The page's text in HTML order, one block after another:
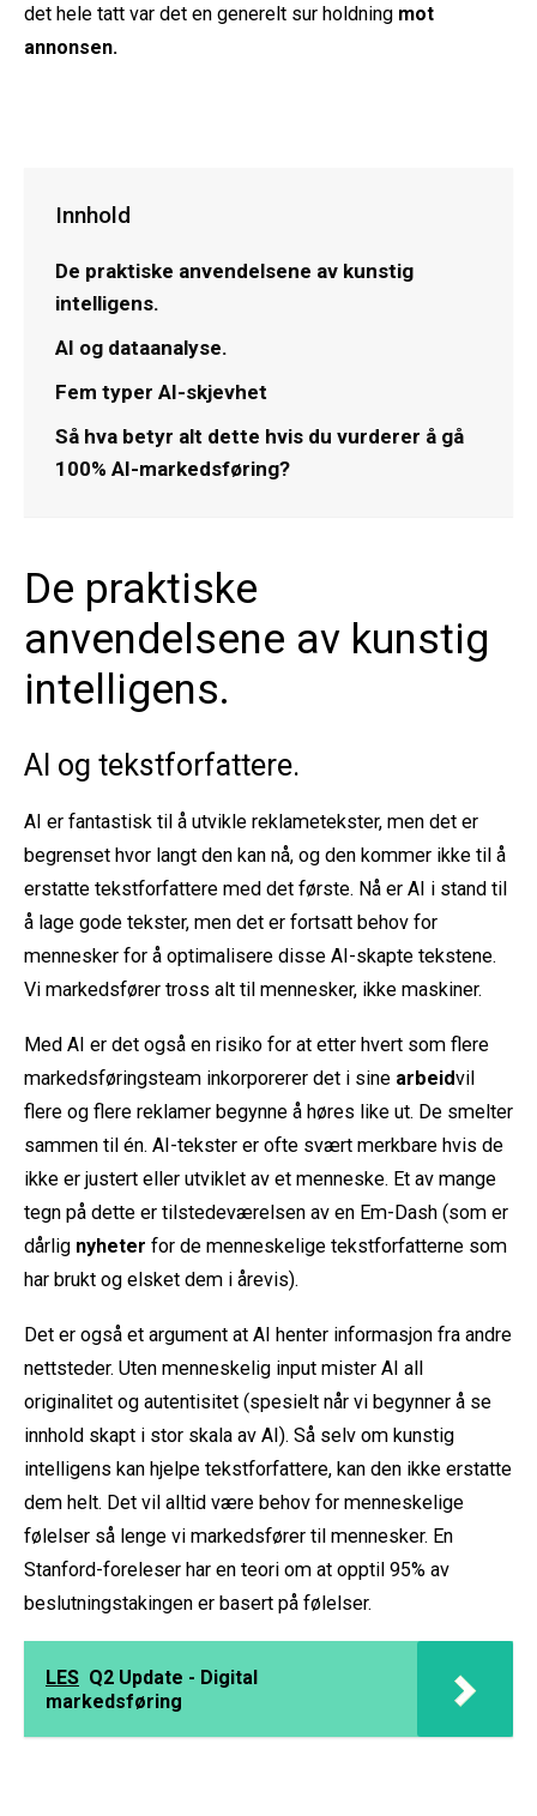
det hele tatt var det en generelt sur holdning mot
annonsen.
Innhold
De praktiske anvendelsene av kunstig
intelligens.
AI og dataanalyse.
Fem typer AI-skjevhet
Så hva betyr alt dette hvis du vurderer å gå
100% AI-markedsføring?
De praktiske
anvendelsene av kunstig
intelligens.
AI og tekstforfattere.
AI er fantastisk til å utvikle reklametekster, men det er
begrenset hvor langt den kan nå, og den kommer ikke til å
erstatte tekstforfattere med det første. Nå er AI i stand til
å lage gode tekster, men det er fortsatt behov for
mennesker for å optimalisere disse AI-skapte tekstene.
Vi markedsfører tross alt til mennesker, ikke maskiner.
Med AI er det også en risiko for at etter hvert som flere
markedsføringsteam inkorporerer det i sine arbeidvil
flere og flere reklamer begynne å høres like ut. De smelter
sammen til én. AI-tekster er ofte svært merkbare hvis de
ikke er justert eller utviklet av et menneske. Et av mange
tegn på dette er tilstedeværelsen av en Em-Dash (som er
dårlig nyheter for de menneskelige tekstforfatterne som
har brukt og elsket dem i årevis).
Det er også et argument at AI henter informasjon fra andre
nettsteder. Uten menneskelig input mister AI all
originalitet og autentisitet (spesielt når vi begynner å se
innhold skapt i stor skala av AI). Så selv om kunstig
intelligens kan hjelpe tekstforfattere, kan den ikke erstatte
dem helt. Det vil alltid være behov for menneskelige
følelser så lenge vi markedsfører til mennesker. En
Stanford-foreleser har en teori om at opptil 95% av
beslutningstakingen er basert på følelser.
LES Q2 Update - Digital
markedsføring